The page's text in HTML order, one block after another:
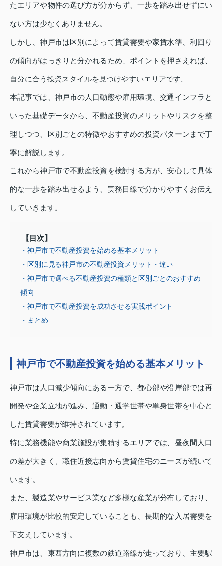
たエリアや物件の選び方が分からず、一歩を踏み出せずにい
ない方は少なくありません。
しかし、神戸市は区別によって賃貸需要や家賃水準、利回り
の傾向がはっきりと分かれるため、ポイントを押さえれば、
自分に合う投資スタイルを見つけやすいエリアです。
本記事では、神戸市の人口動態や雇用環境、交通インフラと
いった基礎データから、不動産投資のメリットやリスクを整
理しつつ、区別ごとの特徴やおすすめの投資パターンまで丁
寧に解説します。
これから神戸市で不動産投資を検討する方が、安心して具体
的な一歩を踏み出せるよう、実務目線で分かりやすくお伝え
していきます。
【目次】
・神戸市で不動産投資を始める基本メリット
・区別に見る神戸市の不動産投資メリット・違い
・神戸市で選べる不動産投資の種類と区別ごとのおすすめ
傾向
・神戸市で不動産投資を成功させる実践ポイント
・まとめ
神戸市で不動産投資を始める基本メリット
神戸市は人口減少傾向にある一方で、都心部や沿岸部では再
開発や企業立地が進み、通勤・通学世帯や単身世帯を中心と
した賃貸需要が維持されています。
特に業務機能や商業施設が集積するエリアでは、昼夜間人口
の差が大きく、職住近接志向から賃貸住宅のニーズが続いて
います。
また、製造業やサービス業など多様な産業が分布しており、
雇用環境が比較的安定していることも、長期的な入居需要を
下支えしています。
神戸市は、東西方向に複数の鉄道路線が走っており、主要駅